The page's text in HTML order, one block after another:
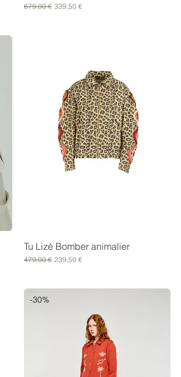
Prezzo regolare
679,00 € Prezzo scontato
339,50 €
Tu Lizè Bomber animalier
Prezzo regolare
479,00 € Prezzo scontato
239,50 €
-30%